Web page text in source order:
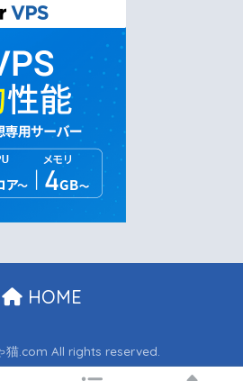
HOME
猫.com All rights reserved.